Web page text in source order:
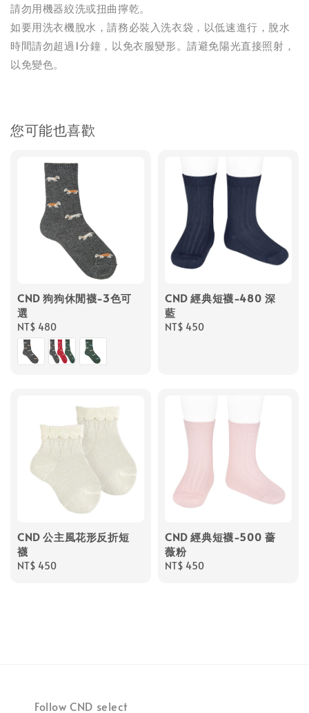
請勿用機器絞洗或扭曲擰乾。
如要用洗衣機脫水，請務必裝入洗衣袋，以低速進行，脫水
時間請勿超過1分鐘，以免衣服變形。請避免陽光直接照射，
以免變色。
您可能也喜歡
CND 狗狗休閒襪-3色可
選
Regular
price
NT$ 480
CND 經典短襪-480 深
藍
Regular
NT$ 450
CND 公主風花形反折短
襪
Regular
NT$ 450
CND 經典短襪-500 薔
薇粉
Regular
NT$ 450
Follow CND select